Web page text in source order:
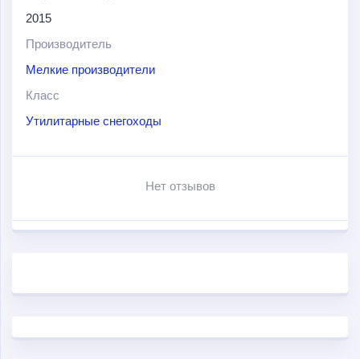
Оснащен экономичным 4х-тактным двигателем
мощностью в 11 л.с и объемом в 170 см
разгоняет машину до 40 км/ч. При этом снегоход с
легкостью пройдет даже по глубокой снежной целине,
380 мм и длине лыж.
широкого и удобного сиденья со спинкой для
2015
Производитель
Мелкие производители
Класс
Утилитарные снегоходы
Нет отзывов